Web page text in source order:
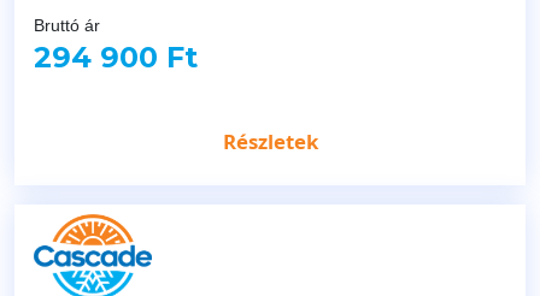
Bruttó ár
294 900 Ft
Részletek